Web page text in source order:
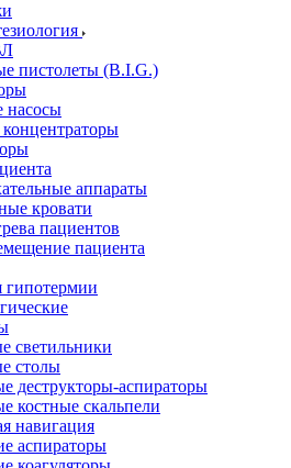
пистолеты (B.I.G.)
насосы
аппараты
кровати
пациентов
пациента
гипотермии
светильники
столы
деструкторы-аспираторы
костные скальпели
навигация
аспираторы